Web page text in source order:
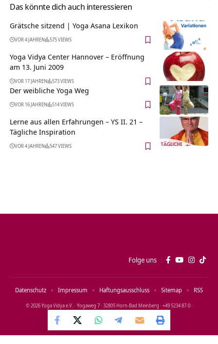
Das könnte dich auch interessieren
Grätsche sitzend | Yoga Asana Lexikon
VOR 4 JAHREN 575 VIEWS
Yoga Vidya Center Hannover – Eröffnung
am 13. Juni 2009
VOR 17 JAHREN 573 VIEWS
Der weibliche Yoga Weg
VOR 16 JAHREN 514 VIEWS
Lerne aus allen Erfahrungen – YS II. 21 –
Tägliche Inspiration
VOR 4 JAHREN 547 VIEWS
Folge uns
© 2026 Yoga Vidya e.V. · Yogaweg 7 · 32805 Horn‑Bad Meinberg · +49 5234 87‑0 ·
Datenschutz Impressum Haftungsausschluss Sitemap RSS